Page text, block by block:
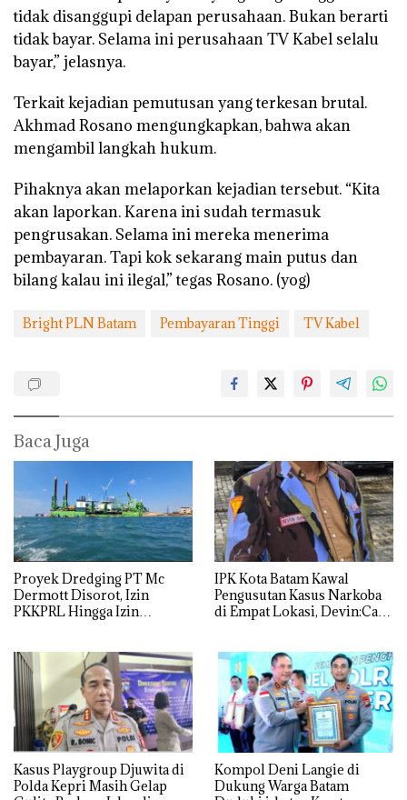
tidak disanggupi delapan perusahaan. Bukan berarti
tidak bayar. Selama ini perusahaan TV Kabel selalu
bayar,” jelasnya.
Terkait kejadian pemutusan yang terkesan brutal.
Akhmad Rosano mengungkapkan, bahwa akan
mengambil langkah hukum.
Pihaknya akan melaporkan kejadian tersebut. “Kita
akan laporkan. Karena ini sudah termasuk
pengrusakan. Selama ini mereka menerima
pembayaran. Tapi kok sekarang main putus dan
bilang kalau ini ilegal,” tegas Rosano. (yog)
Bright PLN Batam Pembayaran Tinggi TV Kabel
Baca Juga
Proyek Dredging PT Mc
Dermott Disorot, Izin
PKKPRL Hingga Izin
IPK Kota Batam Kawal
Pengusutan Kasus Narkoba
di Empat Lokasi, Devin:Cari
Kasus Playgroup Djuwita di
Polda Kepri Masih Gelap
Kompol Deni Langie di
Dukung Warga Batam